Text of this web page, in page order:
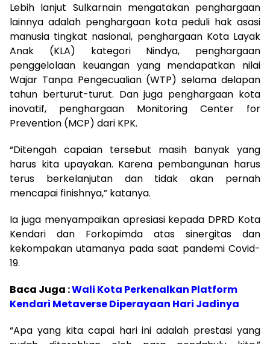
Lebih lanjut Sulkarnain mengatakan penghargaan
lainnya adalah penghargaan kota peduli hak asasi
manusia tingkat nasional, penghargaan Kota Layak
Anak (KLA) kategori Nindya, penghargaan
penggelolaan keuangan yang mendapatkan nilai
Wajar Tanpa Pengecualian (WTP) selama delapan
tahun berturut-turut. Dan juga penghargaan kota
inovatif, penghargaan Monitoring Center for
Prevention (MCP) dari KPK.
“Ditengah capaian tersebut masih banyak yang
harus kita upayakan. Karena pembangunan harus
terus berkelanjutan dan tidak akan pernah
mencapai finishnya,” katanya.
Ia juga menyampaikan apresiasi kepada DPRD Kota
Kendari dan Forkopimda atas sinergitas dan
kekompakan utamanya pada saat pandemi Covid-
19.
Baca Juga :Wali Kota Perkenalkan Platform
Kendari Metaverse Diperayaan Hari Jadinya
“Apa yang kita capai hari ini adalah prestasi yang